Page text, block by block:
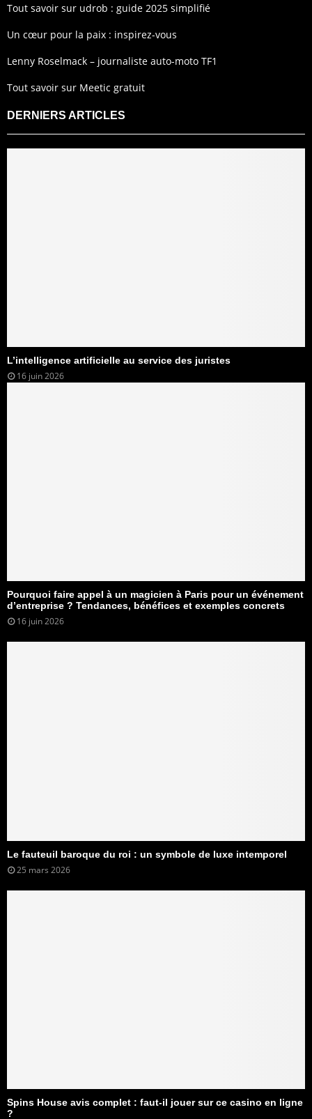
Tout savoir sur udrob : guide 2025 simplifié
Un cœur pour la paix : inspirez-vous
Lenny Roselmack – journaliste auto-moto TF1
Tout savoir sur Meetic gratuit
DERNIERS ARTICLES
L’intelligence artificielle au service des juristes
16 juin 2026
Pourquoi faire appel à un magicien à Paris pour un événement
d’entreprise ? Tendances, bénéfices et exemples concrets
16 juin 2026
Le fauteuil baroque du roi : un symbole de luxe intemporel
25 mars 2026
Spins House avis complet : faut-il jouer sur ce casino en ligne
?